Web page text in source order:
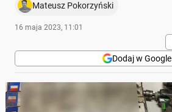
Mateusz Pokorzyński
16 maja 2023, 11:01
Dodaj w Google